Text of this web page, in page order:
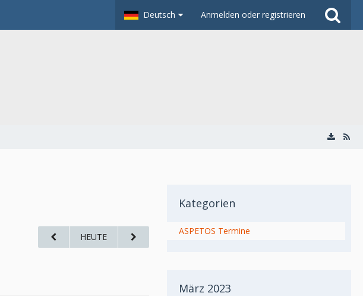
Deutsch Anmelden oder registrieren
HEUTE
Kategorien
ASPETOS Termine
März 2023